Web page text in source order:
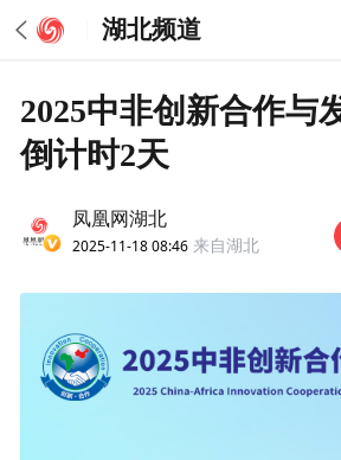
湖北频道
2025中非创新合作与
倒计时2天
凤凰网湖北
2025-11-18 08:46 来自湖北